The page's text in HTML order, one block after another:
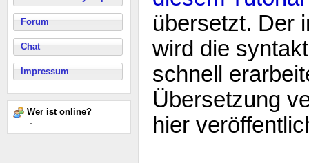
Forum
Chat
Impressum
Wer ist online?
-
übersetzt. Der
wird die
schnell
Übersetzung
hier